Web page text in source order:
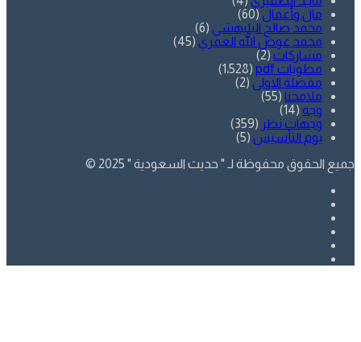
مال وأعمال (60)
محمد صالح البليهشي (6)
محمد عوض الله العمري (45)
مشاركات (2)
مطويات pdf
(1٬528)
مفضلة الاولى (2)
ملامحنا (55)
وجه (14)
وجهات نظر (359)
يوم التأسيس (5)
جميع الحقوق محفوظة لـ " حديث السعودية " 2025 ©